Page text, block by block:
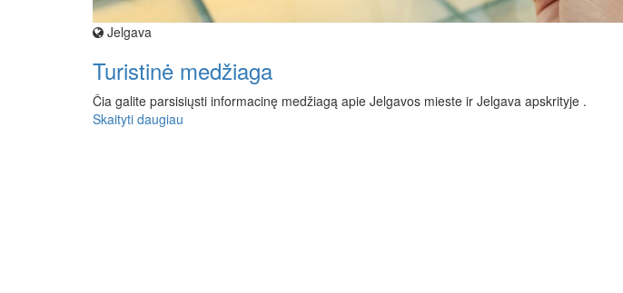
Jelgava
Turistinė medžiaga
Čia galite parsisiųsti informacinę medžiagą apie Jelgavos mieste ir Jelgava apskrityje .
Skaityti daugiau